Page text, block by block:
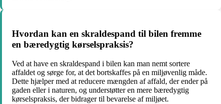
Hvordan kan en skraldespand til bilen fremme
en bæredygtig kørselspraksis?
Ved at have en skraldespand i bilen kan man nemt sortere
affaldet og sørge for, at det bortskaffes på en miljøvenlig måde.
Dette hjælper med at reducere mængden af affald, der ender på
gaden eller i naturen, og understøtter en mere bæredygtig
kørselspraksis, der bidrager til bevarelse af miljøet.